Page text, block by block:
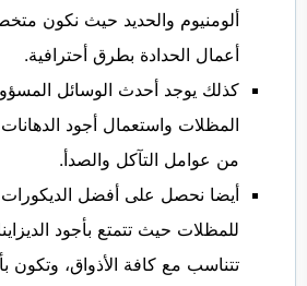
ألومنيوم والحديد حيث نكون
أعمال الحدادة بطرق أحترافية.
كذلك يوجد أحدث الوسائل
المظلات واستعمال أجود
من عوامل التآكل والصدأ.
أيضا نحصل على أفضل
للمظلات حيث تتمتع بأجود
تتناسب مع كافة الأذواق، وتكون